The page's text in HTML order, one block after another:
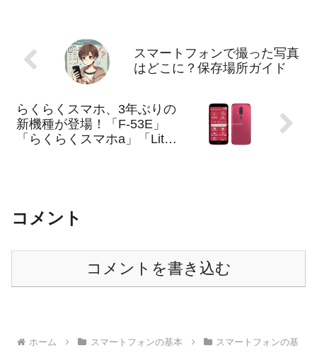
スマートフォンで撮った写真
はどこに？保存場所ガイド
らくらくスマホ、3年ぶりの
新機種が登場！「F-53E」
「らくらくスマホa」「Lite
コメント
コメントを書き込む
ホーム スマートフォンの基本
スマートフォンの基